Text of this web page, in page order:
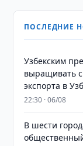
ПОСЛЕДНИЕ
Узбекским
выращивать
экспорта в
22:30 · 06/08
В шести